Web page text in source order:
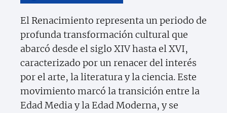
El Renacimiento representa un periodo de
profunda transformación cultural que
abarcó desde el siglo XIV hasta el XVI,
caracterizado por un renacer del interés
por el arte, la literatura y la ciencia. Este
movimiento marcó la transición entre la
Edad Media y la Edad Moderna, y se